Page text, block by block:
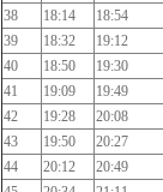
38
18:14 18:54
39
18:32 19:12
40
18:50 19:30
41
19:09 19:49
42
19:28 20:08
43
19:50 20:27
44
20:12 20:49